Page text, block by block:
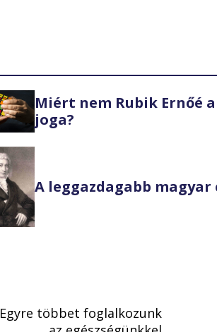
Miért nem Rubik Ernőé
joga?
A leggazdagabb magyar
Egyre többet foglalkozunk